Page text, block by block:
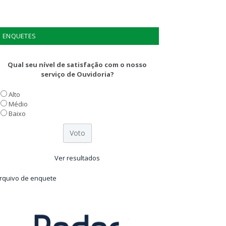
ENQUETES
Qual seu nível de satisfação com o nosso
serviço de Ouvidoria?
Alto
Médio
Baixo
Ver resultados
de enquete